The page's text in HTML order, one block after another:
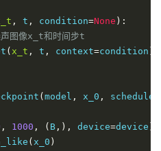
, t , condition=None ):
图像x_t和时间步t
( x_t , t , context=condition
( model , x_0 , scheduler
, 1000 , ( B ,), device=device
( x_0 )